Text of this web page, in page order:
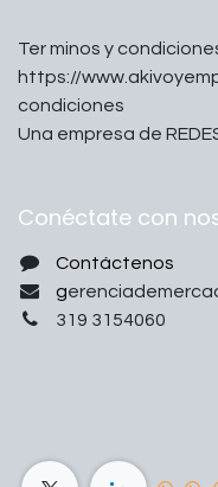
Ter minos y
https://
condiciones
Una empresa de
Conéctate con
Contáctenos
g
319 3154060